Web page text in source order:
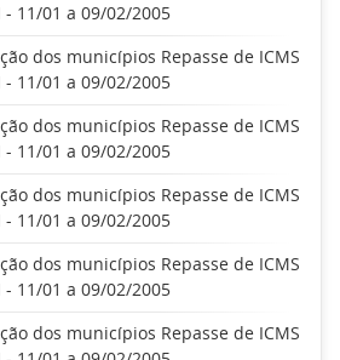
- 11/01 a 09/02/2005
dos municípios Repasse de ICMS
- 11/01 a 09/02/2005
dos municípios Repasse de ICMS
- 11/01 a 09/02/2005
dos municípios Repasse de ICMS
- 11/01 a 09/02/2005
dos municípios Repasse de ICMS
- 11/01 a 09/02/2005
dos municípios Repasse de ICMS